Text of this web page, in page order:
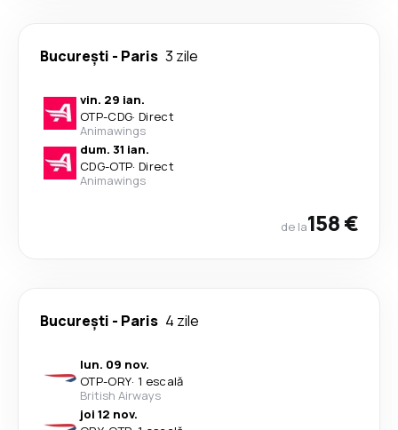
București - Paris 3 zile
vin. 29 ian.
OTP-CDG· Direct
Animawings
dum. 31 ian.
CDG-OTP· Direct
Animawings
de la158 €
București - Paris 4 zile
lun. 09 nov.
OTP-ORY· 1 escală
British Airways
joi 12 nov.